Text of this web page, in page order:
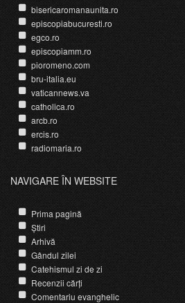
bisericaromanaunita.ro
episcopiabucuresti.ro
egco.ro
episcopiamm.ro
pioromeno.com
bru-italia.eu
vaticannews.va
catholica.ro
arcb.ro
ercis.ro
radiomaria.ro
NAVIGARE ÎN WEBSITE
Prima pagină
Știri
Arhivă
Gândul zilei
Catehismul zi de zi
Recenzii cărți
Comentariu evanghelic